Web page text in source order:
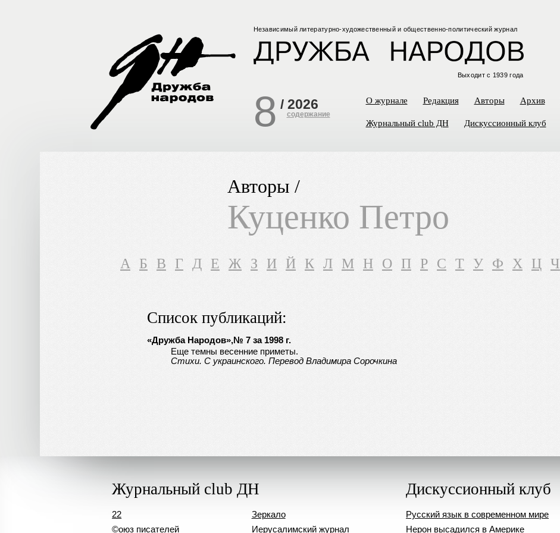
Независимый литературно-художественный и общественно-политический журнал
Выходит с 1939 года
8 / 2026
содержание
О журнале Редакция Авторы Архив
Журнальный club ДН Дискуссионный клуб
Авторы /
Куценко Петро
A Б В Г Д Е Ж З И Й К Л М Н О П Р С Т У Ф Х Ц Ч
Список публикаций:
«Дружба Народов»,№ 7 за 1998 г.
Еще темны весенние приметы.
Стихи. С украинского. Перевод Владимира Сорочкина
Журнальный club ДН
22
©оюз писателей
Зеркало
Иерусалимский журнал
Дискуссионный клуб
Русский язык в современном мире
Нерон высадился в Америке